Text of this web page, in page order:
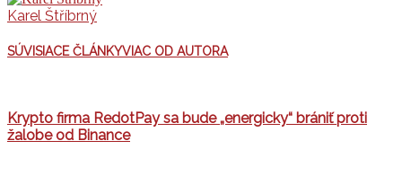
Karel Štříbrný
SÚVISIACE ČLÁNKYVIAC OD AUTORA
Krypto firma RedotPay sa bude „energicky“ brániť proti
žalobe od Binance